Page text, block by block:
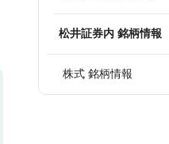
松井証券内 銘柄情報
株式 銘柄情報